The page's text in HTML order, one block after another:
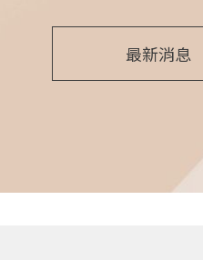
最新消息